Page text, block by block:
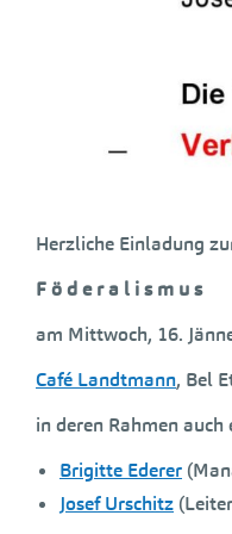
Herzliche Einladung
F ö d e r a l i s m u s
am Mittwoch, 16.
Café Landtmann, Bel
in deren Rahmen
Brigitte Ederer
Josef Urschitz